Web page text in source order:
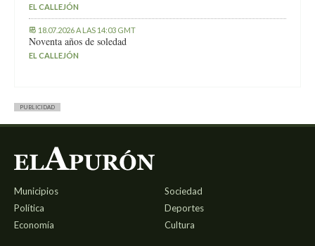
EL CALLEJÓN
18.07.2026 A LAS 14:03 GMT
Noventa años de soledad
EL CALLEJÓN
PUBLICIDAD
Municipios
Política
Economía
Sociedad
Deportes
Cultura